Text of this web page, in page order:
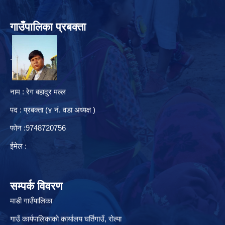
गाउँपालिका प्रबक्ता
.
नाम : रेग बहादुर मल्ल
पद : प्रबक्ता (४ नं. वडा अध्यक्ष )
फोन :9748720756
ईमेल :
सम्पर्क विवरण
माडी गाउँपालिका
गाउँ कार्यपालिकाको कार्यालय घर्तिगाउँ, रो‍‍ल्पा